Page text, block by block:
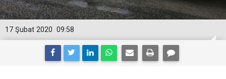
09:58
17 Şubat 2020